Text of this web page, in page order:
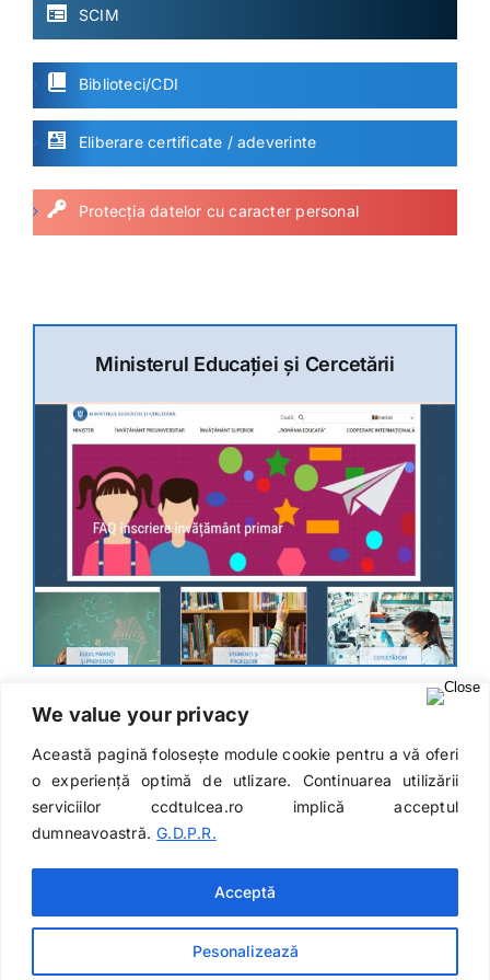
We value your privacy
Această pagină folosește module cookie pentru a vă oferi
o experiență optimă de utlizare. Continuarea utilizării
serviciilor ccdtulcea.ro implică acceptul
dumneavoastră. G.D.P.R.
Pesonalizează
Acceptă
SCIM
Biblioteci/CDI
Eliberare certificate / adeverinte
Protecția datelor cu caracter personal
Ministerul Educației și Cercetării
Dezvoltat de
Str. Alunisului, nr. 7 | Tel: 0240 516 656 | Fax: 0240